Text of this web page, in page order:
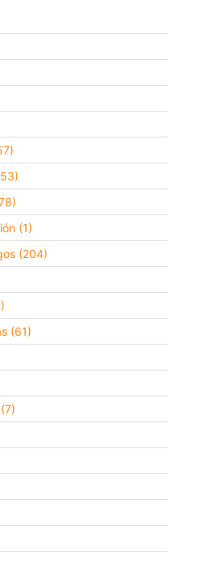
(1)
(204)
(61)